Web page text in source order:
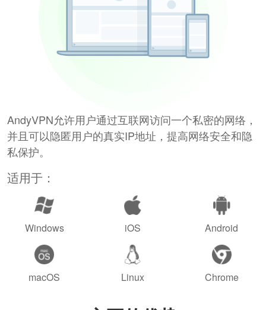
AndyVPN允许用户通过互联网访问一个私密的网络，
并且可以隐匿用户的真实IP地址，提高网络安全和隐
私保护。
适用于：
Windows iOS Android
macOS Linux Chrome